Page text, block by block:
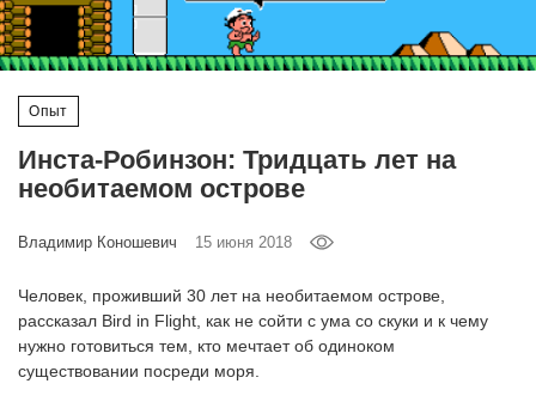
Опыт
Инста-Робинзон: Тридцать лет на
необитаемом острове
Владимир Коношевич 15 июня 2018
Человек, проживший 30 лет на необитаемом острове,
рассказал Bird in Flight, как не сойти с ума со скуки и к чему
нужно готовиться тем, кто мечтает об одиноком
существовании посреди моря.